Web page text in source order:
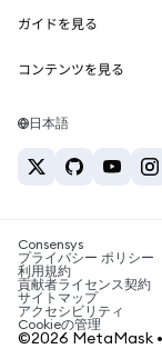
Snaps
Web3サービス
セキュリティ
サポート
キャリア
お問い合わせ
Solanaの価格
Tetherの価格
ETH→USD
USDT→INR
BTC→INR
ETH→USDT
ガイドを見る
ETHの購入
USDTの購入
SHIBの購入
BNBの購入
コンテンツを見る
Solanaウォレット
税制関連ニュース
暗号資産の購入方法は？
ビットコインを売るには
日本語
Consensys
プライバシー ポリシー
利用規約
貢献者ライセンス契約
サイトマップ
アクセシビリティ
Cookieの管理
©2026 MetaMask